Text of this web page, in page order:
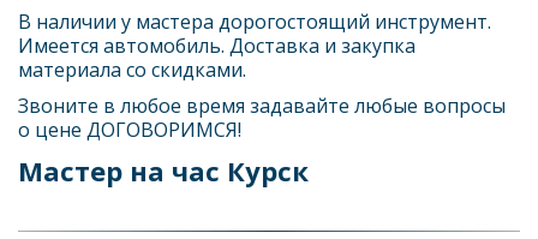
В наличии у мастера дорогостоящий инструмент.
Имеется автомобиль. Доставка и закупка
материала со скидками.
Звоните в любое время задавайте любые вопросы
о цене ДОГОВОРИМСЯ!
Мастер на час Курск